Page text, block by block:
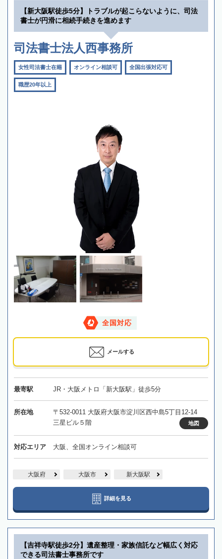
【新大阪駅徒歩5分】トラブルが起こらないように、司法
書士が円滑に相続手続きを進めます
司法書士法人西事務所
女性司法書士在籍 オンライン相談可 全国出張対応可
職歴20年以上
全国対応
メールする
最寄駅 JR・大阪メトロ「新大阪駅」徒歩5分
所在地
〒532-0011 大阪府大阪市淀川区西中島5丁目12-14
三星ビル５階
地図
対応エリア 大阪、全国オンライン相談可
大阪府 大阪市 新大阪駅
詳細を見る
【吉祥寺駅徒歩2分】遺産整理・家族信託など幅広く対応
できる司法書士事務所です